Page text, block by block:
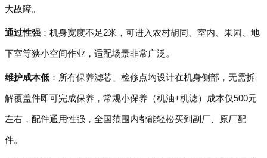
大故障。
通过性强 ：机身宽度不足2米，可进入农村胡同、室内、果园、地
下室等狭小空间作业，适配场景非常广泛。
维护成本低 ：所有保养滤芯、检修点均设计在机身侧部，无需拆
解覆盖件即可完成保养，常规小保养（机油+机滤）成本仅500元
左右，配件通用性强，全国范围内都能轻松买到副厂、原厂配
件。